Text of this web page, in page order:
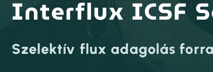
Interflux ICSF
Szelektív flux adagolás